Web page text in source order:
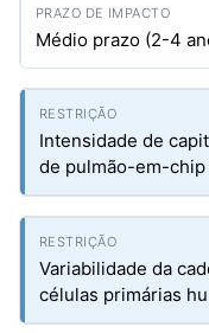
Médio prazo (2-4
Intensidade de
de pulmão-em-chip
Variabilidade da
células primárias